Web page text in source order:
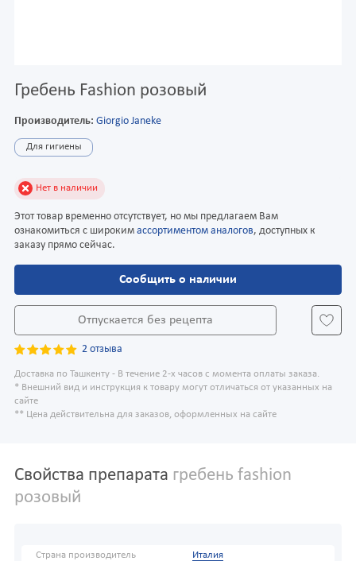
Гребень Fashion розовый
Производитель: Giorgio Janeke
Для гигиены
Нет в наличии
Этот товар временно отсутствует, но мы предлагаем Вам
ознакомиться с широким ассортиментом аналогов, доступных к
заказу прямо сейчас.
Сообщить о наличии
Отпускается без рецепта
2 отзыва
Доставка по Ташкенту - В течение 2-х часов с момента оплаты заказа.
* Внешний вид и инструкция к товару могут отличаться от указанных на
сайте
** Цена действительна для заказов, оформленных на сайте
Свойства препарата гребень fashion
розовый
Страна производитель Италия